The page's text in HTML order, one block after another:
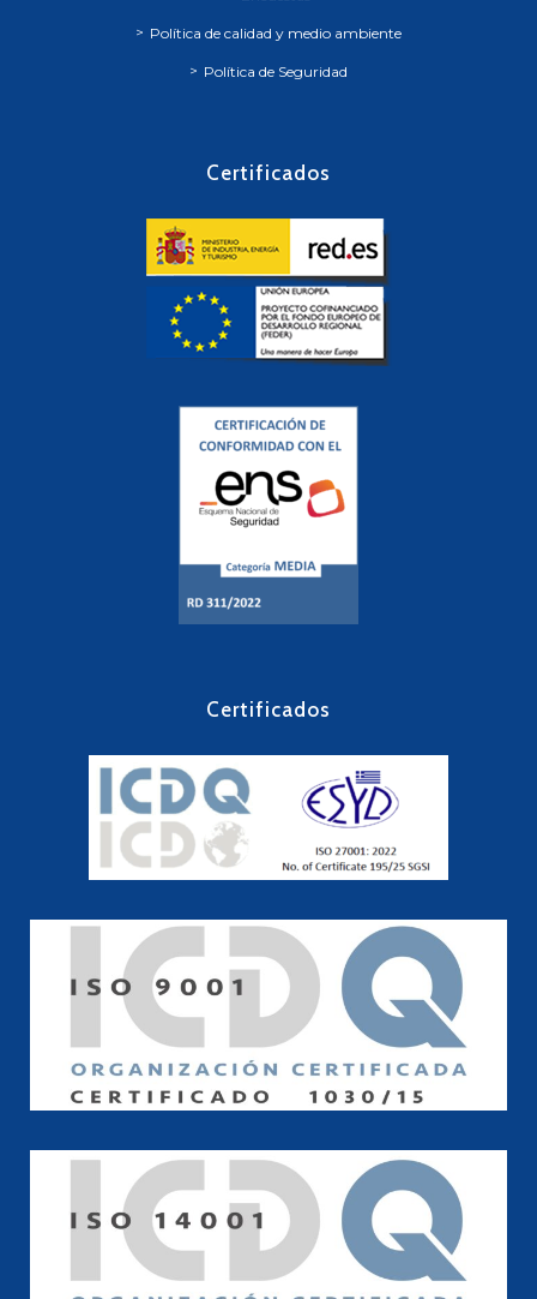
Política de calidad y medio ambiente
Política de Seguridad
Certificados
Certificados